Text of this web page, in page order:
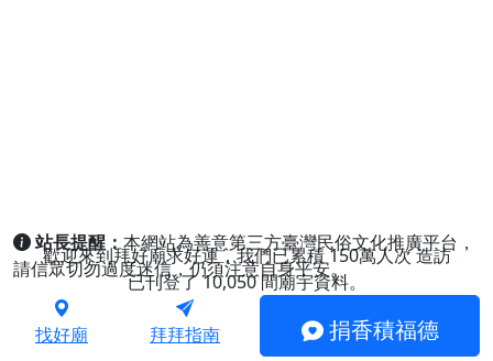
站長提醒：本網站為善意第三方臺灣民俗文化推廣平台，
請信眾切勿過度迷信，仍須注意自身平安。
歡迎來到拜好廟求好運，我們已累積150萬人次造訪
已刊登了10,050間廟宇資料。
找好廟 拜拜指南 捐香積福德